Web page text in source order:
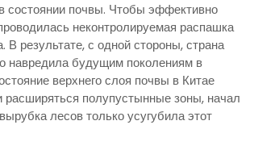
состоянии почвы. Чтобы эффективно
неконтролируемая распашка
результате, с одной стороны, страна
навредила будущим поколениям в
верхнего слоя почвы в Китае
полупустынные зоны, начал
лесов только усугубила этот